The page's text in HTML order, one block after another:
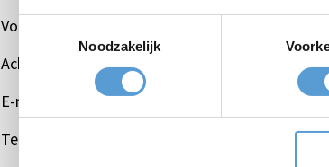
Noodzakelijk
Voornaam
Achternaam
E-mail *
Telefoon